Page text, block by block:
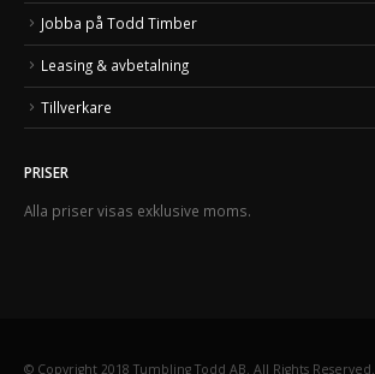
Jobba på Todd Timber
Leasing & avbetalning
Tillverkare
PRISER
Alla priser visas exklusive moms.
© Copyright 2018 Tumbling Todd AB. All Rights Reserved.